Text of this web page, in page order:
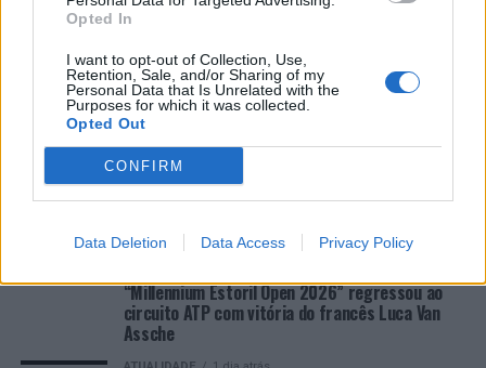
Opted In
I want to opt-out of Collection, Use,
Retention, Sale, and/or Sharing of my
Personal Data that Is Unrelated with the
Purposes for which it was collected.
Opted Out
CONFIRM
Data Deletion Data Access Privacy Policy
COMENTÁRIOS RECENTES
ÚLTIMAS DESTAQUE VIDEOS
Cultura digital pode “comprometer” a
genéticas, diz neurocientista
“Millennium Estoril Open 2026” regressou ao
circuito ATP com vitória do francês Luca Van
Assche